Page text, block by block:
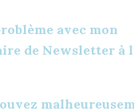
avec mon
de Newsletter à